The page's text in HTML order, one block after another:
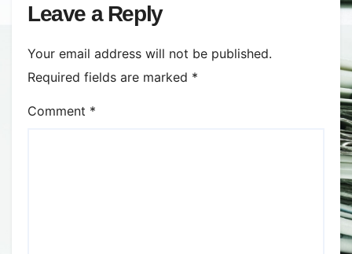
Leave a Reply
Your email address will not be published.
Required fields are marked *
Comment *